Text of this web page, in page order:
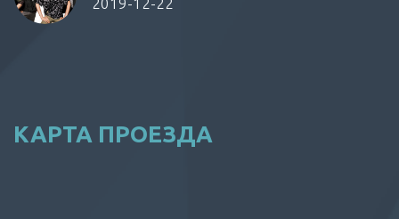
2019-12-22
КАРТА ПРОЕЗДА